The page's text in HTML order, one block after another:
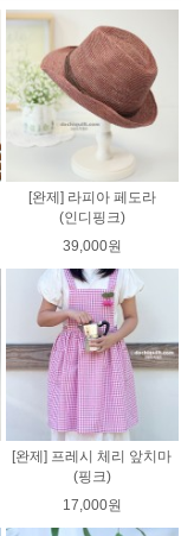
[완제] 라피아 페도라
(인디핑크)
39,000원
[완제] 프레시 체리 앞치마
(핑크)
17,000원